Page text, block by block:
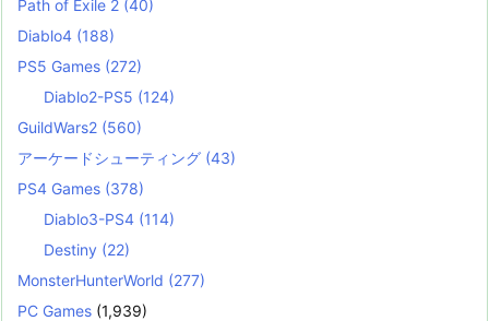
Path of Exile 2 (40)
Diablo4 (188)
PS5 Games (272)
Diablo2-PS5 (124)
GuildWars2 (560)
アーケードシューティング (43)
PS4 Games (378)
Diablo3-PS4 (114)
Destiny (22)
MonsterHunterWorld (277)
PC Games (1,939)